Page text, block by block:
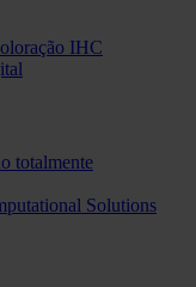
IHC
totalmente
Solutions